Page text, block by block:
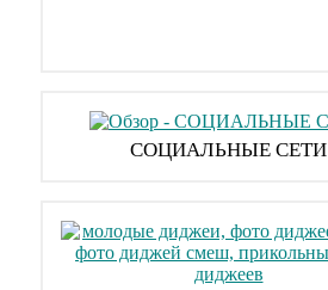
​СОЦИАЛЬНЫЕ СЕТИ